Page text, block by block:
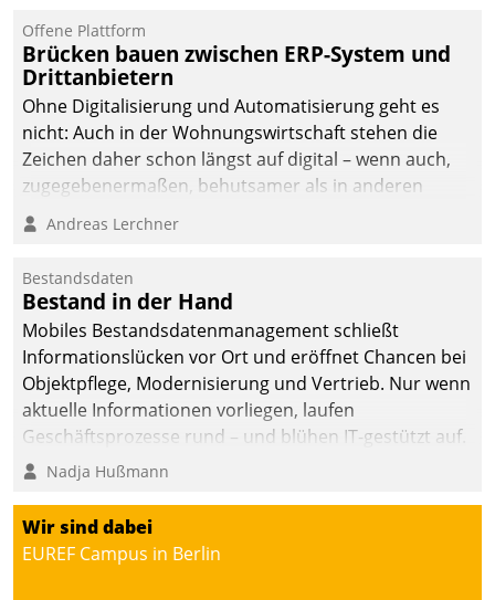
Offene Plattform
Brücken bauen zwischen ERP-System und
Drittanbietern
Ohne Digitalisierung und Automatisierung geht es
nicht: Auch in der Wohnungswirtschaft stehen die
Zeichen daher schon längst auf digital – wenn auch,
zugegebenermaßen, behutsamer als in anderen
Branchen.
Andreas Lerchner
Bestandsdaten
Bestand in der Hand
Mobiles Bestandsdatenmanagement schließt
Informationslücken vor Ort und eröffnet Chancen bei
Objektpflege, Modernisierung und Vertrieb. Nur wenn
aktuelle Informationen vorliegen, laufen
Geschäftsprozesse rund – und blühen IT-gestützt auf.
Nadja Hußmann
Wir sind dabei
EUREF Campus in Berlin